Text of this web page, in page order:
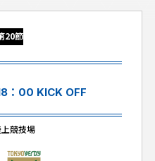
20節
：00 KICK OFF
競技場